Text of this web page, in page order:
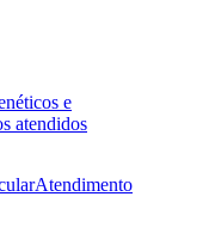
e
atendidos
Atendimento